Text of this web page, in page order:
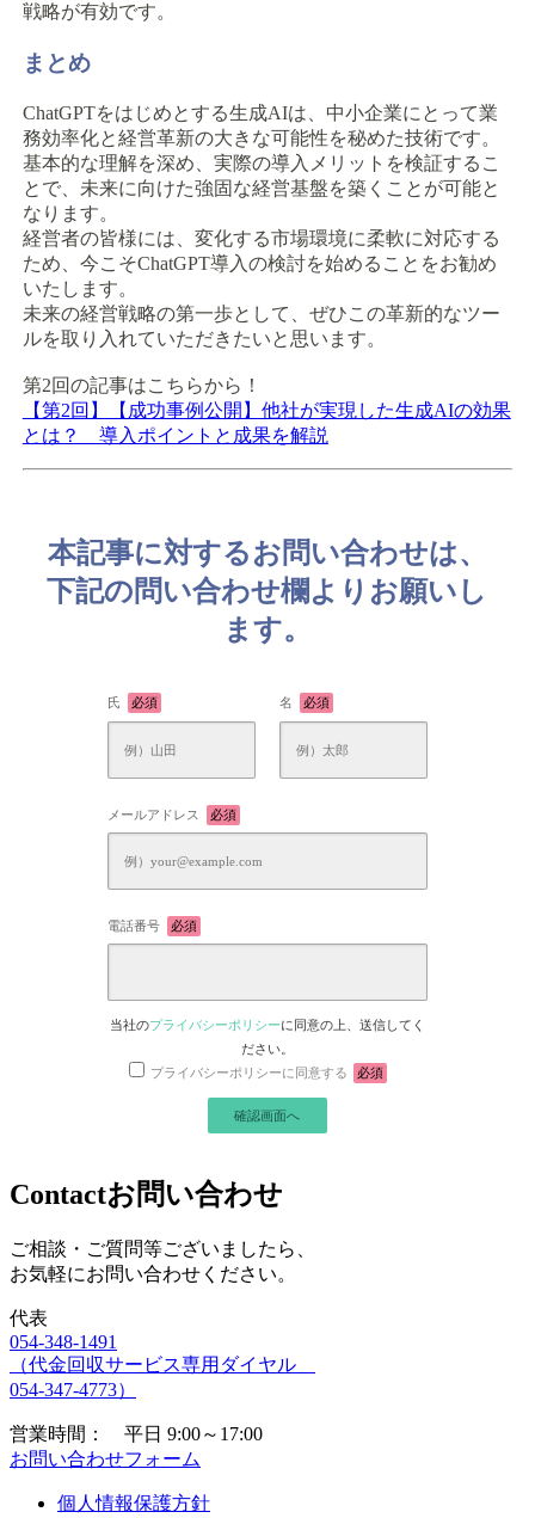
戦略が有効です。
まとめ
ChatGPTをはじめとする生成AIは、中小企業にとって業
務効率化と経営革新の大きな可能性を秘めた技術です。
基本的な理解を深め、実際の導入メリットを検証するこ
とで、未来に向けた強固な経営基盤を築くことが可能と
なります。
経営者の皆様には、変化する市場環境に柔軟に対応する
ため、今こそChatGPT導入の検討を始めることをお勧め
いたします。
未来の経営戦略の第一歩として、ぜひこの革新的なツー
ルを取り入れていただきたいと思います。
第2回の記事はこちらから！
【第2回】【成功事例公開】他社が実現した生成AIの効果
とは？ 導入ポイントと成果を解説
本記事に対するお問い合わせは、
下記の問い合わせ欄よりお願いし
ます。
氏 必須 名 必須
メールアドレス 必須
電話番号 必須
当社のプライバシーポリシーに同意の上、送信してく
ださい。
プライバシーポリシーに同意する
必須
Contactお問い合わせ
ご相談・ご質問等ございましたら、
お気軽にお問い合わせください。
代表
054-348-1491
（代金回収サービス専用ダイヤル
054-347-4773）
営業時間： 平日 9:00～17:00
お問い合わせフォーム
個人情報保護方針